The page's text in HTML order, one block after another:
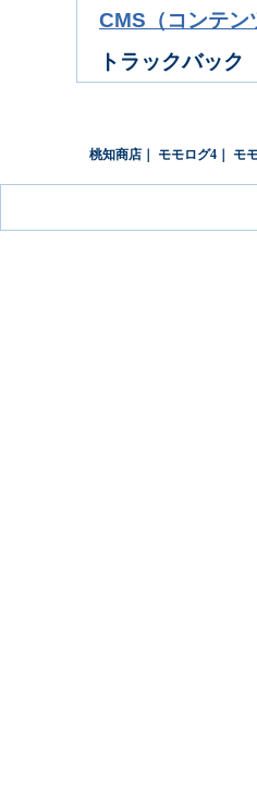
CMS（コンテン
トラックバック
桃知商店 モモログ4 モ